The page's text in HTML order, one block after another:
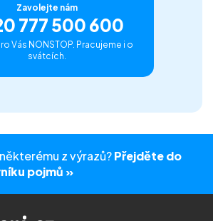
Zavolejte nám
777 500 600
Vás NONSTOP. Pracujeme i o
svátcích.
z výrazů?Přejděte do
pojmů »